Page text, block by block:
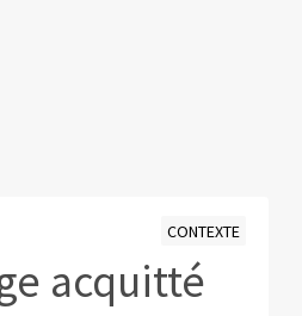
CONTEXTE
acquitté